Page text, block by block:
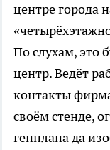
центре города
По слухам, это
центр. Ведёт
контакты
своём стенде,
генплана да